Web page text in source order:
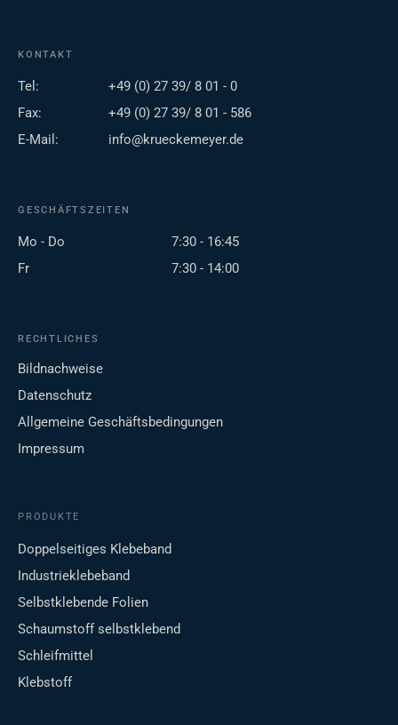
KONTAKT
Tel:
+49 (0) 27 39/ 8 01 - 0
Fax:
+49 (0) 27 39/ 8 01 - 586
E-Mail:
info@krueckemeyer.de
GESCHÄFTSZEITEN
Mo - Do
7:30 - 16:45
Fr
7:30 - 14:00
RECHTLICHES
Bildnachweise
Datenschutz
Allgemeine Geschäftsbedingungen
Impressum
PRODUKTE
Doppelseitiges Klebeband
Industrieklebeband
Selbstklebende Folien
Schaumstoff selbstklebend
Schleifmittel
Klebstoff